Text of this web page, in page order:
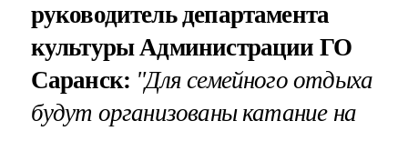
руководитель департамента
культуры Администрации ГО
Саранск: "Для семейного отдыха
будут организованы катание на